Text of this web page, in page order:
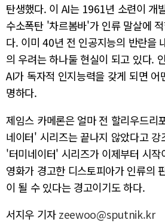
탄생했다. 이 AI는 1961년 소련이 개
수소폭탄 '차르봄바'가 인류 말살에
다. 이미 40년 전 인공지능의 반란을
의 우려는 하나둘 현실이 되고 있다.
AI가 독자적 인지능력을 갖게 되면 어
명하다.
제임스 카메론은 얼마 전 할리우드리
네이터' 시리즈는 끝나지 않았다고
'터미네이터' 시리즈가 이제부터 시작
영화가 경고한 디스토피아가 인류의
이 될 수 있다는 경고이기도 하다.
서지우 기자 zeewoo@sputnik.kr